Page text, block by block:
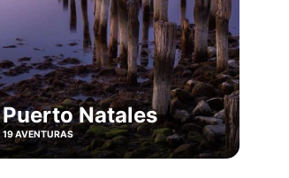
Puerto Natales
19 AVENTURAS